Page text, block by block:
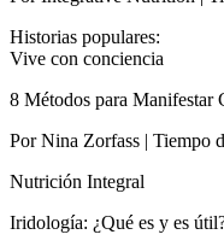
Historias populares:
Vive con conciencia
8 Métodos para Manifestar
Por Nina Zorfass | Tiempo
Nutrición Integral
Iridología: ¿Qué es y es